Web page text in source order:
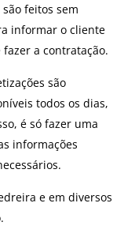
feitos sem
informar o cliente
a contratação.
são
todos os dias,
é só fazer uma
informações
e em diversos